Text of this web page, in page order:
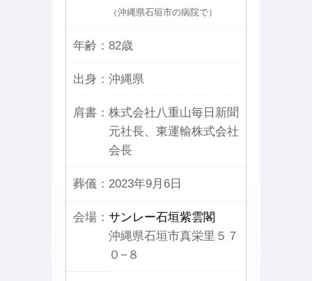
（沖縄県石垣市の病院で）
年齢： 82歳
出身： 沖縄県
肩書： 株式会社八重山毎日新聞
元社長、東運輸株式会社
会長
葬儀： 2023年9月6日
会場： サンレー石垣紫雲閣
沖縄県石垣市真栄里５７
０−８